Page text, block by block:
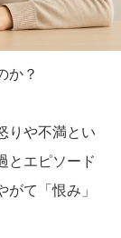
か？
りや不満とい
とエピソード
て「恨み」